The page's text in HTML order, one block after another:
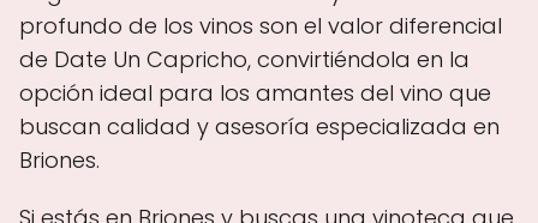
profundo de los vinos son el valor diferencial
de Date Un Capricho, convirtiéndola en la
opción ideal para los amantes del vino que
buscan calidad y asesoría especializada en
Briones.